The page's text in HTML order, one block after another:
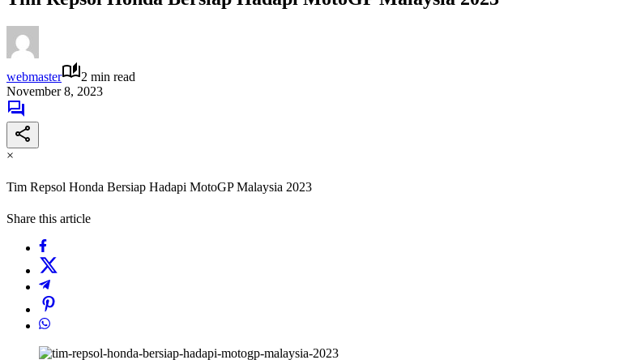
webmaster
2 min read
November 8, 2023
×
Tim Repsol Honda Bersiap Hadapi MotoGP Malaysia 2023
Share this article